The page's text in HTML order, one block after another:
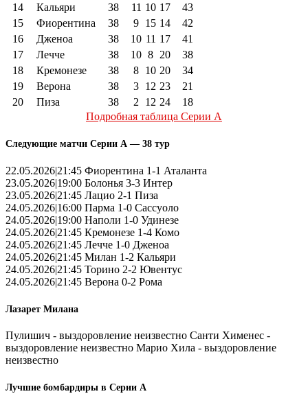
14
Кальяри 38 11 10 17
43
15
Фиорентина 38 9 15 14
42
16
Дженоа 38 10 11 17
41
17
Лечче 38 10 8 20
38
18
Кремонезе 38 8 10 20
34
19
Верона 38 3 12 23
21
20
Пиза 38 2 12 24
18
Подробная таблица Серии А
Следующие матчи Серии А — 38 тур
22.05.2026|21:45 Фиорентина 1-1 Аталанта
23.05.2026|19:00 Болонья 3-3 Интер
23.05.2026|21:45 Лацио 2-1 Пиза
24.05.2026|16:00 Парма 1-0 Сассуоло
24.05.2026|19:00 Наполи 1-0 Удинезе
24.05.2026|21:45 Кремонезе 1-4 Комо
24.05.2026|21:45 Лечче 1-0 Дженоа
24.05.2026|21:45 Милан 1-2 Кальяри
24.05.2026|21:45 Торино 2-2 Ювентус
24.05.2026|21:45 Верона 0-2 Рома
Лазарет Милана
Пулишич - выздоровление неизвестно Санти Хименес -
выздоровление неизвестно Марио Хила - выздоровление
неизвестно
Лучшие бомбардиры в Серии А